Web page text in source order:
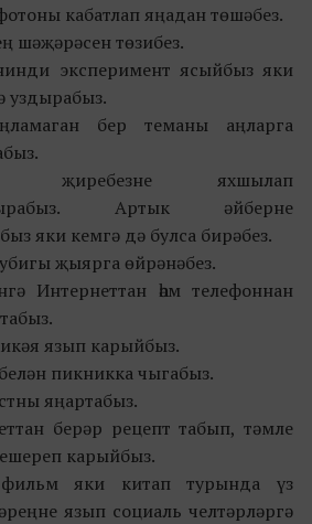
кабатлап яңадан төшәбез.
шәҗәрәсен төзибез.
эксперимент ясыйбыз яки
уздырабыз.
бер теманы аңларга
җиребезне яхшылап
Артык әйберне
яки кемгә дә булса бирәбез.
җыярга өйрәнәбез.
Интернеттан һәм телефоннан
язып карыйбыз.
пикникка чыгабыз.
яңартабыз.
берәр рецепт табып, тәмле
карыйбыз.
яки китап турында үз
язып социаль челтәрләргә